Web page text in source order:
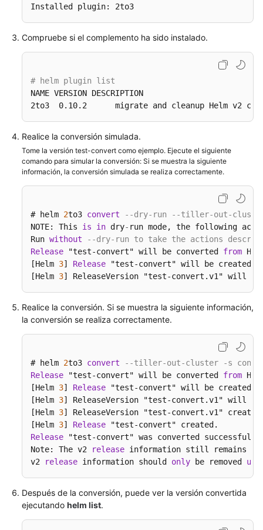
una
Helm
v3
Permisos
Cloud
Trace
Service
(CTS)
del
almacenamiento:
FlexVolume
(desusado)
Referencia
de
la
API
frecuentes
Actualmente,
contenido
disponible
idioma
seleccionado.
Installed plugin: 2to3
Compruebe si el complemento ha sido instalado.
# helm plugin list
NAME VERSION
2to3  0.10.2      migrate and cleanup Helm v2
Realice la conversión simulada.
Tome la versión test-convert como ejemplo. Ejecute el siguiente
comando para simular la conversión: Si se muestra la siguiente
información, la conversión simulada se realiza correctamente.
# helm 2to3 convert
--dry-run --tiller-out-cluster
NOTE: This is in dry- run mode, the following
Run without
--dry-run to take the actions
Release "test-convert" will be converted from
[Helm 3] Release "test-convert" will be created.
[Helm 3] ReleaseVersion "test-convert.v1" will
Realice la conversión. Si se muestra la siguiente información,
la conversión se realiza correctamente.
# helm 2to3 convert
--tiller-out-cluster -s
Release "test-convert" will be converted from
[Helm 3] Release "test-convert" will be created.
[Helm 3] ReleaseVersion "test-convert.v1" will
[Helm 3] ReleaseVersion "test-convert.v1"
[Helm 3] Release
Release "test-convert" was converted
Note: The v2
release information still remains
v2
release information should only be removed
Después de la conversión, puede ver la versión convertida
ejecutando helm list.